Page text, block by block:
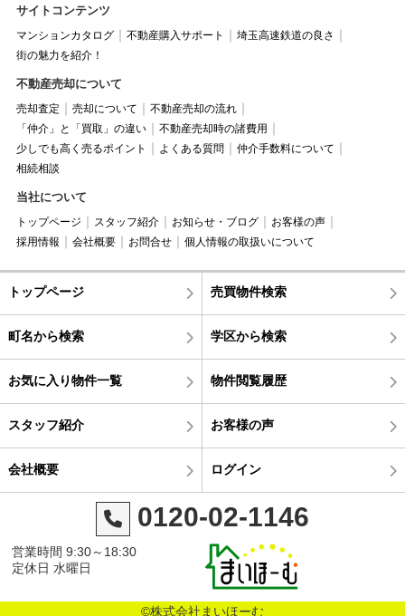
サイトコンテンツ
マンションカタログ 不動産購入サポート
埼玉高速鉄道の良さ
街の魅力を紹介！
不動産売却について
売却査定 売却について
不動産売却の流れ
「仲介」と「買取」の違い
不動産売却時の諸費用
少しでも高く売るポイント
よくある質問
仲介手数料について
相続相談
当社について
トップページ スタッフ紹介 お知らせ・ブログ
お客様の声
採用情報
会社概要 お問合せ 個人情報の取扱いについて
トップページ 売買物件検索
町名から検索 学区から検索
お気に入り物件一覧 物件閲覧履歴
スタッフ紹介 お客様の声
会社概要 ログイン
0120-02-1146
営業時間 9:30～18:30
定休日 水曜日
©株式会社まいほーむ